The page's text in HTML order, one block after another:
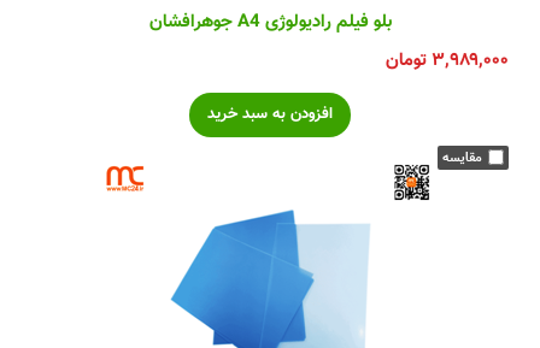
بلو فیلم رادیولوژی A4 جوهرافشان
۳,۹۸۹,۰۰۰تومان